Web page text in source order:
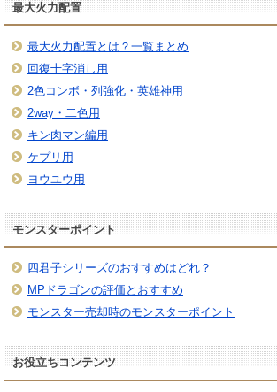
最大火力配置
最大火力配置とは？一覧まとめ
回復十字消し用
2色コンボ・列強化・英雄神用
2way・二色用
キン肉マン編用
ケプリ用
ヨウユウ用
モンスターポイント
四君子シリーズのおすすめはどれ？
MPドラゴンの評価とおすすめ
モンスター売却時のモンスターポイント
お役立ちコンテンツ